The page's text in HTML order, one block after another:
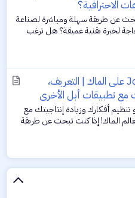
e
الاحترافية؟
عن طريقة سهلة ومباشرة لصناعة
لخبرة تقنية عميقة؟ هل ترغب
لك أدوات قوية مع سرعة وسهولة في
e
تطبيق Journal على الماك | التعريف،
مع تطبيقات أبل الأخرى
أفكارك وزيادة إنتاجيتك مع
الماك! إذا كنت تبحث عن طريقة
أو تسجيل أحداث العمل المهمة،